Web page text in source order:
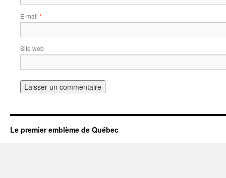
E-mail *
Site web
Le premier emblème de Québec